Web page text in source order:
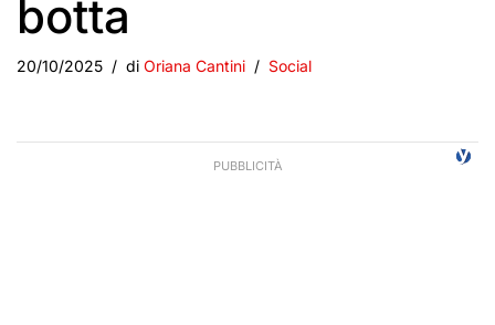
botta
20/10/2025 di Oriana Cantini Social